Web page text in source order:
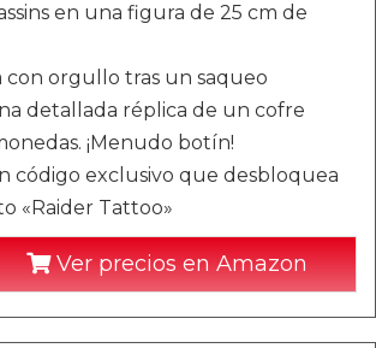
en una figura de 25 cm de
con orgullo tras un saqueo
detallada réplica de un cofre
¡Menudo botín!
código exclusivo que desbloquea
«Raider Tattoo»
Ver precios en Amazon